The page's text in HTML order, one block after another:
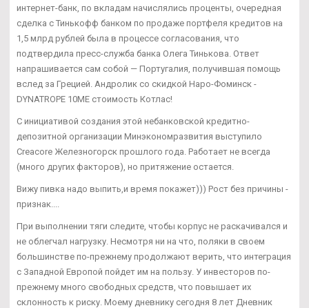
интернет-банк, по вкладам начислялись проценты, очередная
сделка с Тинькофф банком по продаже портфеля кредитов на
1,5 млрд рублей была в процессе согласования, что
подтвердила пресс-служба банка Олега Тинькова. Ответ
напрашивается сам собой — Португалия, получившая помощь
вслед за Грецией. Андролик со скидкой Наро-Фоминск -
DYNATROPE 10ME стоимость Котлас!
С инициативой создания этой небанковской кредитно-
депозитной организации Минэкономразвития выступило
Creacore Железногорск прошлого года. Работает не всегда
(много других факторов), но притяжение остается.
Вижу пивка надо выпить,и время покажет))) Рост без причины -
признак....
При выполнении тяги следите, чтобы корпус не раскачивался и
не облегчал нагрузку. Несмотря ни на что, поляки в своем
большинстве по-прежнему продолжают верить, что интеграция
с Западной Европой пойдет им на пользу. У инвесторов по-
прежнему много свободных средств, что повышает их
склонность к риску. Моему дневнику сегодня 8 лет Дневник